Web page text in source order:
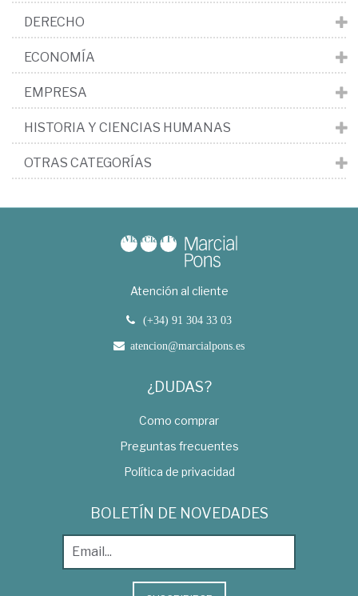
DERECHO
ECONOMÍA
EMPRESA
HISTORIA Y CIENCIAS HUMANAS
OTRAS CATEGORÍAS
Atención al cliente
(+34) 91 304 33 03
atencion@marcialpons.es
¿DUDAS?
Como comprar
Preguntas frecuentes
Política de privacidad
BOLETÍN DE NOVEDADES